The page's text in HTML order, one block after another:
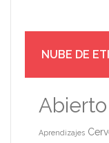
NUBE DE
Abierto
Aprendizajes